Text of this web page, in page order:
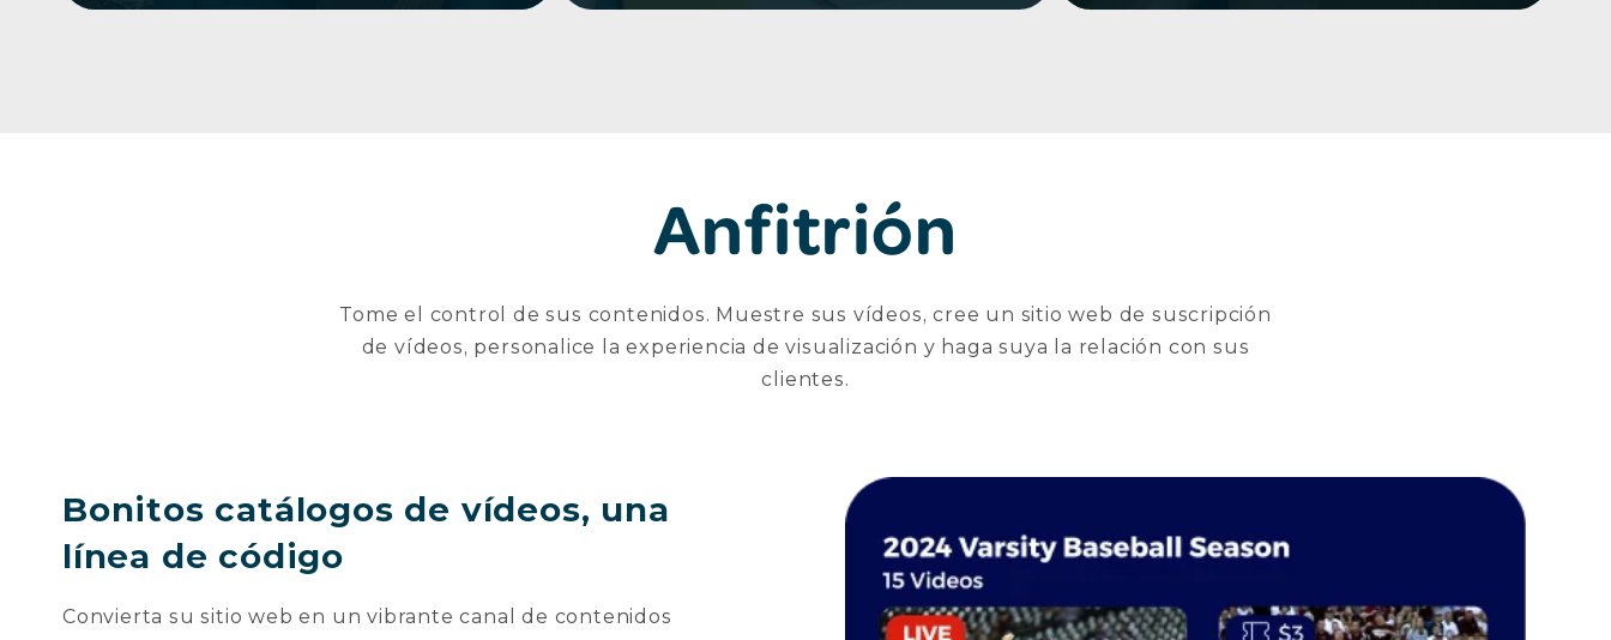
Anfitrión
Tome el control de sus contenidos. Muestre sus vídeos, cree un sitio web de suscripción
de vídeos, personalice la experiencia de visualización y haga suya la relación con sus
clientes.
Bonitos catálogos de vídeos, una
línea de código
Convierta su sitio web en un vibrante canal de contenidos